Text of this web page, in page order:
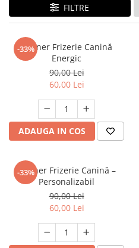
FILTRE
-33%
Banner Frizerie Canină
Energic
90,00 Lei
60,00 Lei
ADAUGA IN COS
-33%
Banner Frizerie Canină –
Personalizabil
90,00 Lei
60,00 Lei